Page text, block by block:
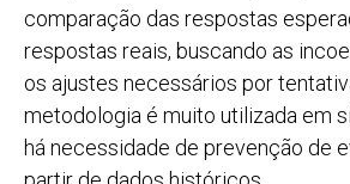
comparação das respostas
respostas reais, buscando as
os ajustes necessários por
metodologia é muito utilizada em
há necessidade de prevenção de